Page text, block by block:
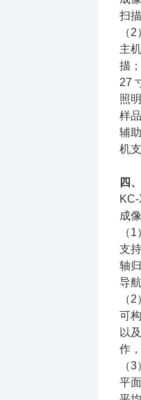
扫
（
主
描
27
照
样
辅
机
四
成
（
支
轴
导
（
可
以
作
（
平